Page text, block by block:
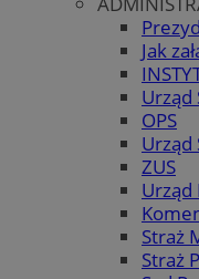
Jak
Urząd
OPS
Urząd
ZUS
Urząd
Straż
Straż